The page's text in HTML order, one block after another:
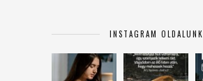
INSTAGRAM OLDALUNK